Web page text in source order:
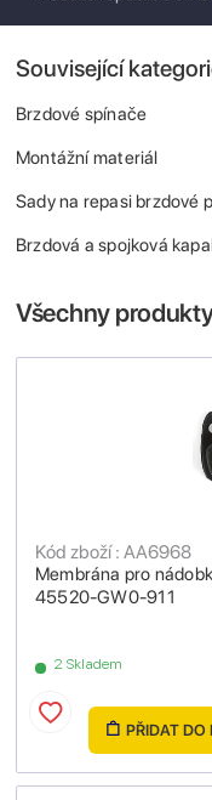
Související
Brzdové spínače
Montážní materiál
Sady na repasi brzdové
Brzdová a spojková
Všechny
Membrána pro
45520-GW0-911
Kód zboží : AA6968
2 Skladem
PŘIDAT DO